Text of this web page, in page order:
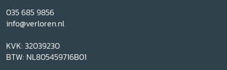
035 685 9856
info@verloren.nl
KVK: 32039230
BTW: NL805459716B01